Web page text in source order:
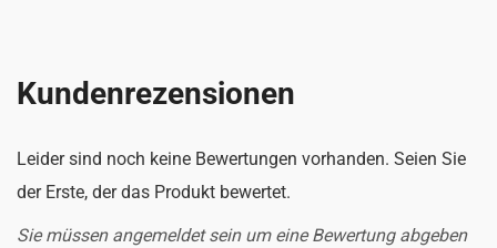
Kundenrezensionen
Leider sind noch keine Bewertungen vorhanden. Seien Sie
der Erste, der das Produkt bewertet.
Sie müssen angemeldet sein um eine Bewertung abgeben